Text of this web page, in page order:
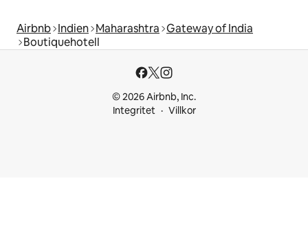
Airbnb Indien Maharashtra Gateway of India
Boutiquehotell
© 2026 Airbnb, Inc.
Integritet
Villkor